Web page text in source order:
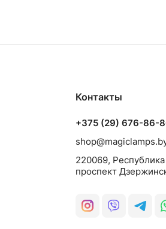
Контакты
+375 (29) 676-86-
220069,
проспект